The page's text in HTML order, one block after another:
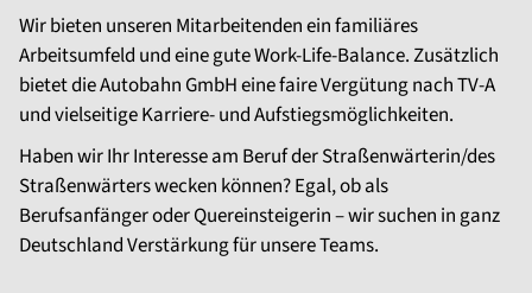
Wir bieten unseren Mitarbeitenden ein familiäres
Arbeitsumfeld und eine gute Work-Life-Balance. Zusätzlich
bietet die Autobahn GmbH eine faire Vergütung nach TV-A
und vielseitige Karriere- und Aufstiegsmöglichkeiten.
Haben wir Ihr Interesse am Beruf der Straßenwärterin/des
Straßenwärters wecken können? Egal, ob als
Berufsanfänger oder Quereinsteigerin – wir suchen in ganz
Deutschland Verstärkung für unsere Teams.